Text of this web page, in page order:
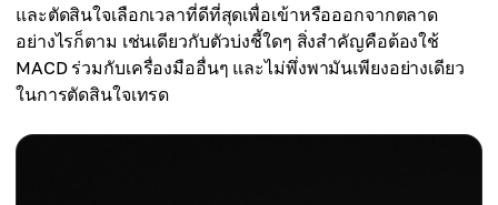
และตัดสินใจเลือกเวลาที่ดีที่สุดเพื่อเข้าหรือออกจากตลาด
อย่างไรก็ตาม เช่นเดียวกับตัวบ่งชี้ใดๆ สิ่งสำคัญคือต้องใช้
MACD ร่วมกับเครื่องมืออื่นๆ และไม่พึ่งพามันเพียงอย่างเดียว
ในการตัดสินใจเทรด